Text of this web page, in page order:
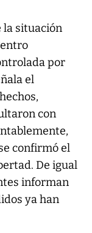
la situación
por
el
con
confirmó el
De igual
informan
ya han